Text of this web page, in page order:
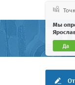
Мы
Да